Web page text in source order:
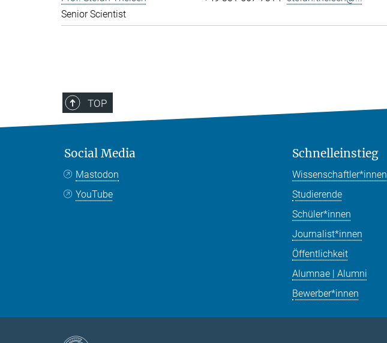
Senior Scientist
TOP
Social Media
Mastodon
YouTube
Schnelleinstieg
Wissenschaftler*innen
Studierende
Schüler*innen
Journalist*innen
Öffentlichkeit
Alumnae | Alumni
Bewerber*innen